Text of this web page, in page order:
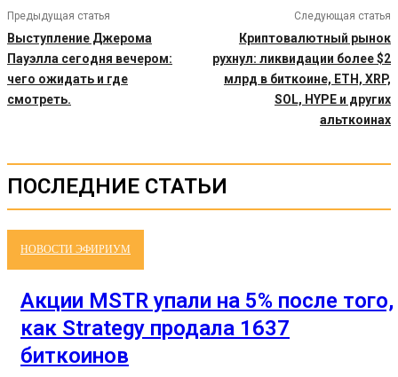
Предыдущая статья
Выступление Джерома
Пауэлла сегодня вечером:
чего ожидать и где
смотреть.
Следующая статья
Криптовалютный рынок
рухнул: ликвидации более $2
млрд в биткоине, ETH, XRP,
SOL, HYPE и других
альткоинах
ПОСЛЕДНИЕ СТАТЬИ
НОВОСТИ ЭФИРИУМ
Акции MSTR упали на 5% после того,
как Strategy продала 1637
биткоинов